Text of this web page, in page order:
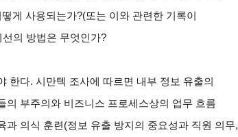
게 사용되는가?(또는 이와 관련한 기록이
의 방법은 무엇인가?
한다. 시만텍 조사에 따르면 내부 정보 유출의
부주의와 비즈니스 프로세스상의 업무 흐름
의식 훈련(정보 유출 방지의 중요성과 직원 의무,